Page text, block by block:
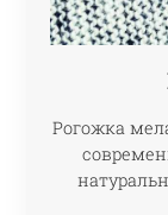
Рогожка